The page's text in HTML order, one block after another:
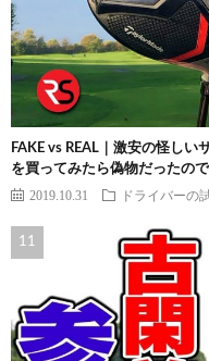
FAKE vs REAL｜激安の怪し
を買ってみたら偽物だったの
2019.10.31 ドライバーの